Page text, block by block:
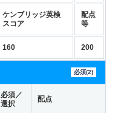
ケンブリッジ英検
スコア
配点
等
160 200
必須(2)
必須／
選択
配点